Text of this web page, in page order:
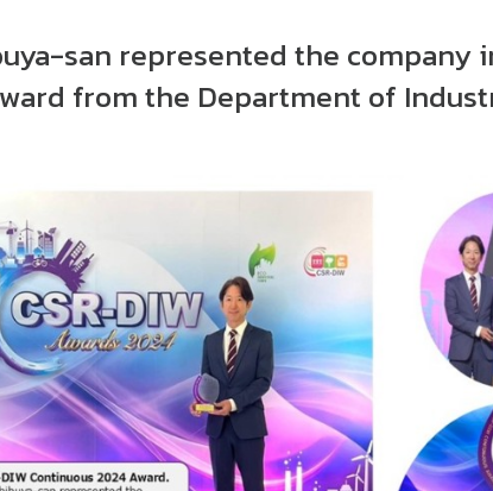
san represented the company
from the Department of